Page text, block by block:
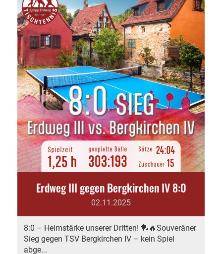
Erdweg III gegen Bergkirchen IV 8:0
02.11.2025
8:0 – Heimstärke unserer Dritten! 🏓🔥Souveräner
Sieg gegen TSV Bergkirchen IV – kein Spiel
abge...